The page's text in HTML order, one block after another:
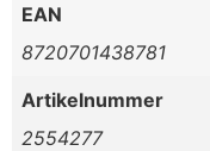
EAN
8720701438781
Artikelnummer
2554277